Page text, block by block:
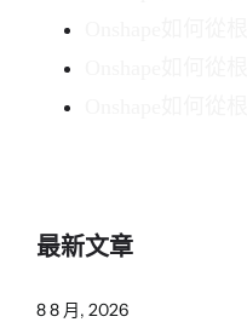
最新文章
8 8 月, 2026